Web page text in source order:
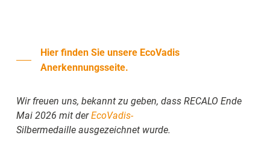
Hier finden Sie unsere EcoVadis
Anerkennungsseite.
Wir freuen uns, bekannt zu geben, dass RECALO Ende
Mai 2026 mit derEcoVadis-
Silbermedailleausgezeichnet wurde.